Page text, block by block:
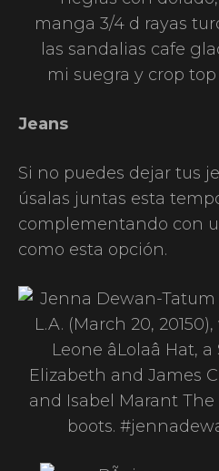
Jeans
Si no puedes dejar tus
úsalas juntas esta
complementando con
como esta opción.